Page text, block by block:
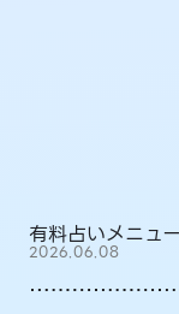
有料占いメニュ
2026.06.08